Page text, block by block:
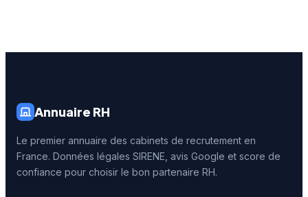
Annuaire RH
Le premier annuaire des cabinets de recrutement en
France. Données légales SIRENE, avis Google et score de
confiance pour choisir le bon partenaire RH.